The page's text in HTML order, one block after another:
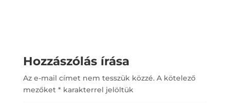
b
o
o
n
g
e
Hozzászólás írása
Az e-mail címet nem tesszük közzé. A kötelező
mezőket * karakterrel jelöltük